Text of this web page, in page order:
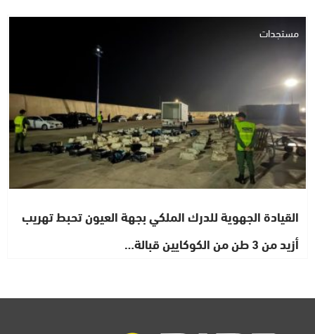
مستجدات
القيادة الجهوية للدرك الملكي بجهة العيون تحبط تهريب
أزيد من 3 طن من الكوكايين قبالة…